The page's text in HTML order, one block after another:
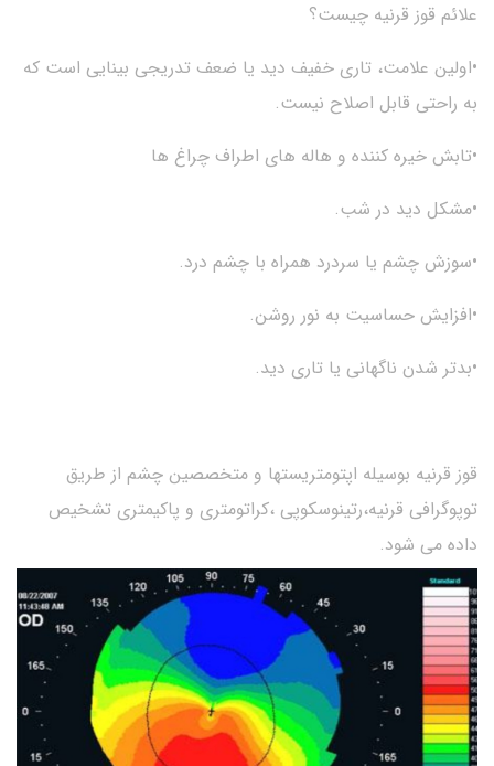
علائم قوز قرنیه چیست؟
•اولین علامت، تاری خفیف دید یا ضعف تدریجی بینایی است که
به راحتی قابل اصلاح نیست.
•تابش خیره کننده و هاله های اطراف چراغ ها
•مشکل دید در شب.
•سوزش چشم یا سردرد همراه با چشم درد.
•افزایش حساسیت به نور روشن.
•بدتر شدن ناگهانی یا تاری دید.
قوز قرنیه بوسیله اپتومتریستها و متخصصین چشم از طریق
توپوگرافی قرنیه،رتینوسکوپی ،کراتومتری و پاکیمتری تشخیص
داده می شود.